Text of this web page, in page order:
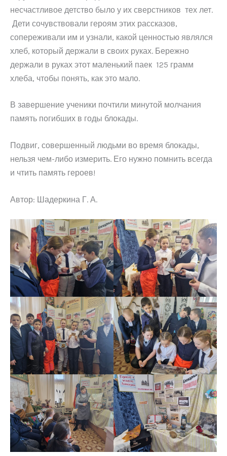
несчастливое детство было у их сверстников тех лет.
Дети сочувствовали героям этих рассказов,
сопереживали им и узнали, какой ценностью являлся
хлеб, который держали в своих руках. Бережно
держали в руках этот маленький паек 125 грамм
хлеба, чтобы понять, как это мало.
В завершение ученики почтили минутой молчания
память погибших в годы блокады.
Подвиг, совершенный людьми во время блокады,
нельзя чем-либо измерить. Его нужно помнить всегда
и чтить память героев!
Автор: Шадеркина Г. А.